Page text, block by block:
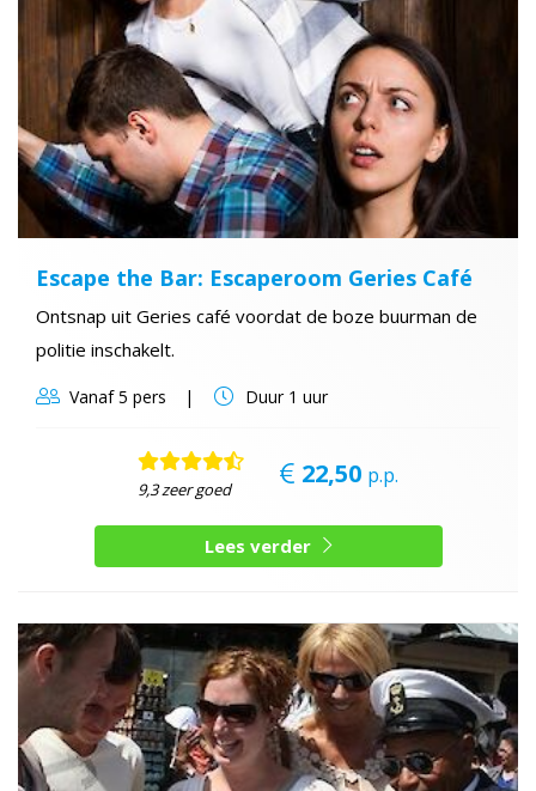
Escape the Bar: Escaperoom Geries Café
Ontsnap uit Geries café voordat de boze buurman de
politie inschakelt.
Vanaf5 pers Duur1 uur
9,3 zeer goed 22,50 p.p.
Lees verder